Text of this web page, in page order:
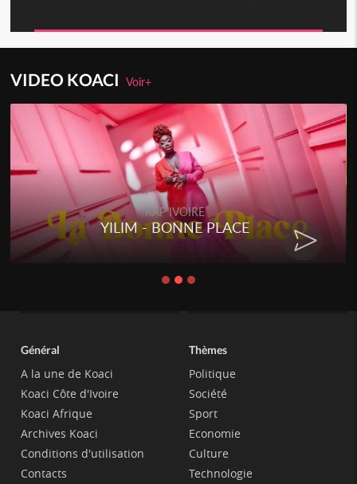
VIDEO KOACIVoir+
RAP IVOIRE
YILIM - BONNE PLACE
Général
A la une de Koaci
Koaci Côte d'Ivoire
Koaci Afrique
Archives Koaci
Conditions d'utilisation
Contacts
Thèmes
Politique
Société
Sport
Economie
Culture
Technologie